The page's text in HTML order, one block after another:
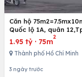
Căn hộ
Quốc lộ 1A, quân
1.95 tỷ · 75m
2
Thành phố Hồ Chí Minh
3 ngày trước